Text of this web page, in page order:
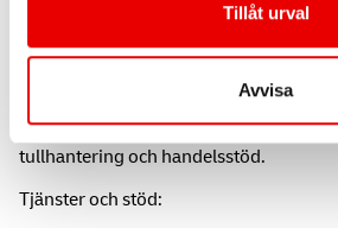
Tillåt urval
Avvisa
Vi finns med dig
EU
För leveranser utanför EU samarbetar
tullhantering och handelsstöd.
Tjänster och stöd: